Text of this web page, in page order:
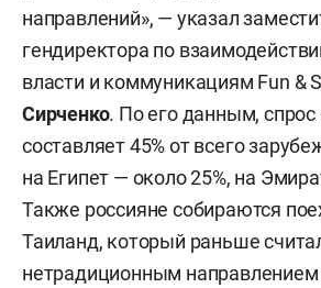
направлений», — указал
гендиректора по
власти и коммуникациям Fun &
Сирченко. По его данным,
составляет 45% от всего
на Египет — около 25%, на
Также россияне собираются
Таиланд, который раньше
нетрадиционным направлением